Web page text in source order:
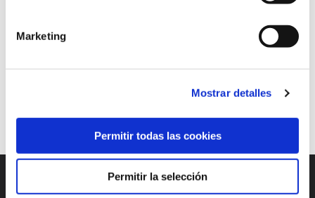
Marketing
Mostrar detalles
Permitir todas las cookies
Permitir la selección